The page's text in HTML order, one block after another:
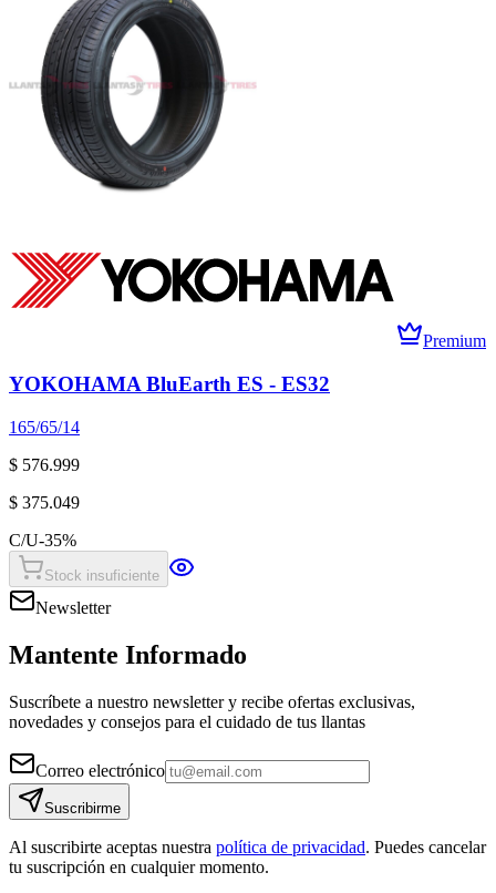
Premium
YOKOHAMA BluEarth ES - ES32
165/65/14
$ 576.999
$ 375.049
C/U-35%
Stock insuficiente
Newsletter
Mantente Informado
Suscríbete a nuestro newsletter y recibe ofertas exclusivas,
novedades y consejos para el cuidado de tus llantas
Correo electrónico
Suscribirme
Al suscribirte aceptas nuestra política de privacidad. Puedes cancelar
tu suscripción en cualquier momento.